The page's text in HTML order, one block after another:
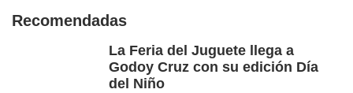
Recomendadas
La Feria del Juguete llega a
Godoy Cruz con su edición Día
del Niño